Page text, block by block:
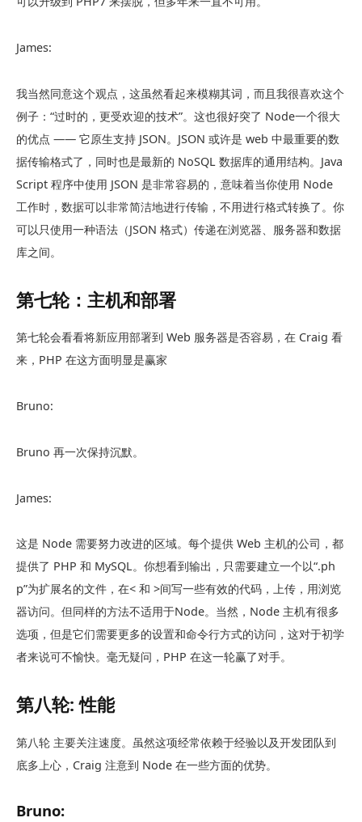
James:
我当然同意这个观点，这虽然看起来模糊其词，而且我很喜欢这个
例子：“过时的，更受欢迎的技术”。这也很好突了 Node一个很大
的优点 —— 它原生支持 JSON。JSON 或许是 web 中最重要的数
据传输格式了，同时也是最新的 NoSQL 数据库的通用结构。Java
Script 程序中使用 JSON 是非常容易的，意味着当你使用 Node
工作时，数据可以非常简洁地进行传输，不用进行格式转换了。你
可以只使用一种语法（JSON 格式）传递在浏览器、服务器和数据
库之间。
第七轮：主机和部署
第七轮会看看将新应用部署到 Web 服务器是否容易，在 Craig 看
来，PHP 在这方面明显是赢家
Bruno:
Bruno 再一次保持沉默。
James:
这是 Node 需要努力改进的区域。每个提供 Web 主机的公司，都
提供了 PHP 和 MySQL。你想看到输出，只需要建立一个以“.ph
p”为扩展名的文件，在< 和 >间写一些有效的代码，上传，用浏览
器访问。但同样的方法不适用于Node。当然，Node 主机有很多
选项，但是它们需要更多的设置和命令行方式的访问，这对于初学
者来说可不愉快。毫无疑问，PHP 在这一轮赢了对手。
第八轮: 性能
第八轮 主要关注速度。虽然这项经常依赖于经验以及开发团队到
底多上心，Craig 注意到 Node 在一些方面的优势。
Bruno: